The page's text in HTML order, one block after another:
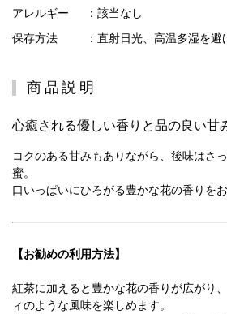
アレルギー
：該当なし
保存方法
：直射日光、高温多湿を
商品説明
心癒される優しい香りと品の良い甘
コクのある甘みもありながら、後味はさ
蜜。
口いっぱいにひろがる豊かな花の香りを
【お勧めの利用方法】
紅茶に加えると豊かな花の香りが広がり
ィのような風味を楽しめます。